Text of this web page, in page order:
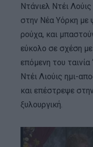
Ντάνιελ Ντέι
στην Νέα Υόρκη με
ρούχα, και
εύκολο σε σχέση
επόμενη του
Ντέι Λιούις ημι-
και επέστρεψε
ξυλουργική.